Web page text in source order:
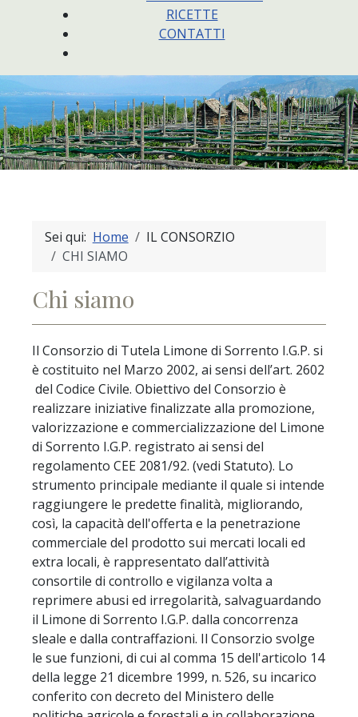
RICETTE
CONTATTI
Sei qui: Home
IL CONSORZIO
CHI SIAMO
Chi siamo
Il Consorzio di Tutela Limone di Sorrento I.G.P. si
è costituito nel Marzo 2002, ai sensi dell’art. 2602
del Codice Civile. Obiettivo del Consorzio è
realizzare iniziative finalizzate alla promozione,
valorizzazione e commercializzazione del Limone
di Sorrento I.G.P. registrato ai sensi del
regolamento CEE 2081/92. (vedi Statuto). Lo
strumento principale mediante il quale si intende
raggiungere le predette finalità, migliorando,
così, la capacità dell'offerta e la penetrazione
commerciale del prodotto sui mercati locali ed
extra locali, è rappresentato dall’attività
consortile di controllo e vigilanza volta a
reprimere abusi ed irregolarità, salvaguardando
il Limone di Sorrento I.G.P. dalla concorrenza
sleale e dalla contraffazioni. Il Consorzio svolge
le sue funzioni, di cui al comma 15 dell'articolo 14
della legge 21 dicembre 1999, n. 526, su incarico
conferito con decreto del Ministero delle